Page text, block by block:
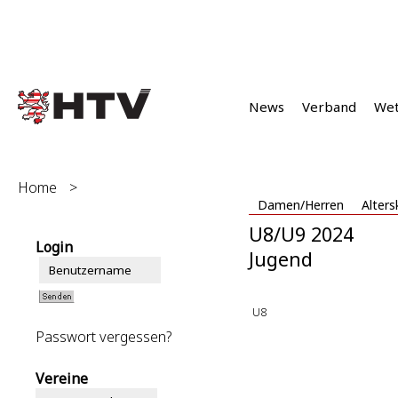
News Verband
Damen/Herren
Home >
Login
Passwort vergessen?
Vereine
U8/U9 2024
Jugend
U8